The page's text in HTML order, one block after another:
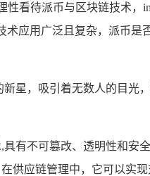
性看待派币与区块链技术，
应用广泛且复杂，派币
星，吸引着无数人的目光
有不可篡改、透明性和
供应链管理中，它可以实